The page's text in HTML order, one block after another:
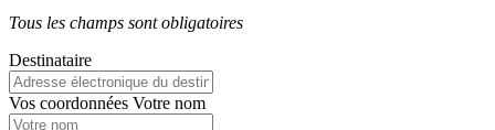
Tous les champs sont obligatoires
Destinataire
Vos coordonnées Votre nom